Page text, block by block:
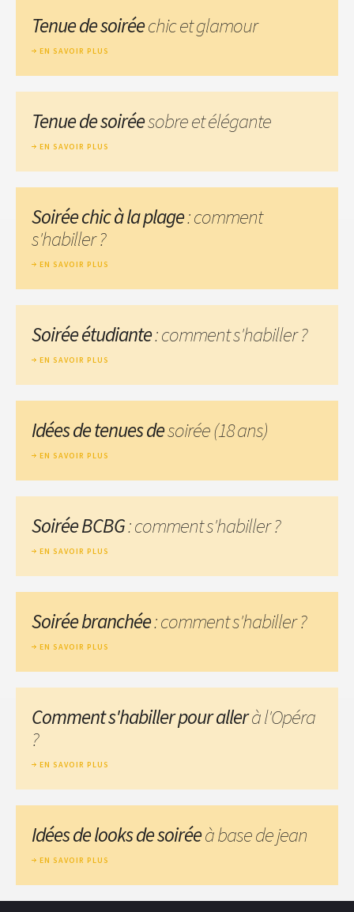
Tenue de soiréechic et glamour
EN SAVOIR PLUS
Tenue de soiréesobre et élégante
EN SAVOIR PLUS
Soirée chic à la plage: comment
s'habiller ?
EN SAVOIR PLUS
Soirée étudiante: comment s'habiller ?
EN SAVOIR PLUS
Idées de tenues desoirée (18 ans)
EN SAVOIR PLUS
Soirée BCBG: comment s'habiller ?
EN SAVOIR PLUS
Soirée branchée: comment s'habiller ?
EN SAVOIR PLUS
Comment s'habiller pour allerà l'Opéra
?
EN SAVOIR PLUS
Idées de looks de soiréeà base de jean
EN SAVOIR PLUS